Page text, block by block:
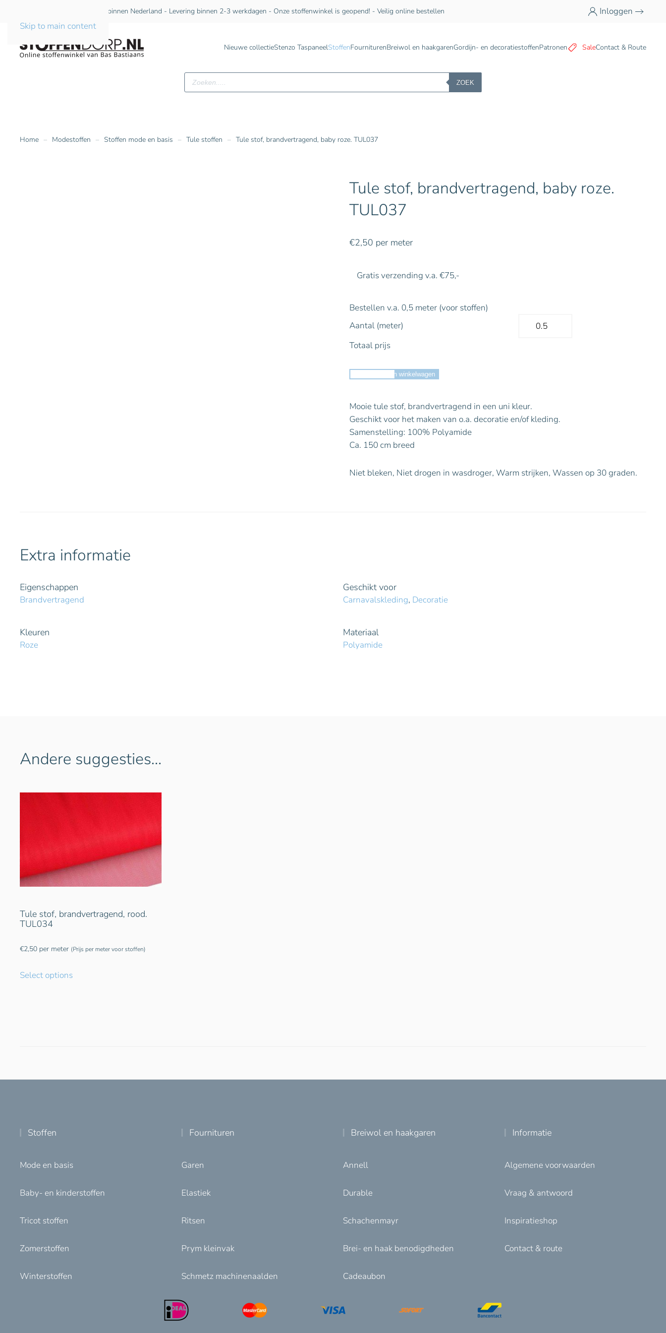
Skip to main content
Gratis verzending vanaf €75 binnen Nederland - Levering binnen 2-3 werkdagen - Onze stoffenwinkel is geopend! - Veilig online bestellen Inloggen
Nieuwe collectieStenzo TaspaneelStoffenFourniturenBreiwol en haakgarenGordijn- en decoratiestoffenPatronen SaleContact & Route
Producten
zoeken
ZOEK
Home Modestoffen Stoffen mode en basis Tule stoffen Tule stof, brandvertragend, baby roze. TUL037
Tule stof, brandvertragend, baby roze.
TUL037
€2,50 per meter
Gratis verzending v.a. €75,-
Bestellen v.a. 0,5 meter (voor stoffen)
Aantal (meter)
Totaal prijs
Toevoegen aan winkelwagen
Mooie tule stof, brandvertragend in een uni kleur.
Geschikt voor het maken van o.a. decoratie en/of kleding.
Samenstelling: 100% Polyamide
Ca. 150 cm breed
Niet bleken, Niet drogen in wasdroger, Warm strijken, Wassen op 30 graden.
Extra informatie
Eigenschappen
Brandvertragend
Geschikt voor
Carnavalskleding, Decoratie
Kleuren
Roze
Materiaal
Polyamide
Andere suggesties…
Tule stof, brandvertragend, rood.
TUL034
€2,50 per meter (Prijs per meter voor stoffen)
Select options
Stoffen
Mode en basis
Baby- en kinderstoffen
Tricot stoffen
Zomerstoffen
Winterstoffen
Fournituren
Garen
Elastiek
Ritsen
Prym kleinvak
Schmetz machinenaalden
Breiwol en haakgaren
Annell
Durable
Schachenmayr
Brei- en haak benodigdheden
Cadeaubon
Informatie
Algemene voorwaarden
Vraag & antwoord
Inspiratieshop
Contact & route